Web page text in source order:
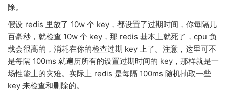
除。
假设 redis 里放了 10w 个 key，都设置了过期时间，你每隔几
百毫秒，就检查 10w 个 key，那 redis 基本上就死了，cpu 负
载会很高的，消耗在你的检查过期 key 上了。注意，这里可不
是每隔 100ms 就遍历所有的设置过期时间的 key，那样就是一
场性能上的灾难。实际上 redis 是每隔 100ms 随机抽取一些
key 来检查和删除的。